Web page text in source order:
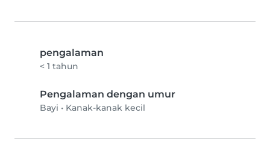
pengalaman
< 1 tahun
Pengalaman dengan umur
Bayi • Kanak-kanak kecil